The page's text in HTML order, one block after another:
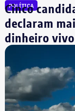
liminar, porém, o
garantiu a
que o mérito da
Segundo as
combustível
matéria-prima e
unidade fantasma
POLÍTICA
Cinco
declaram
dinheiro vivo